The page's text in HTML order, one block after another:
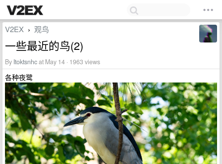
V2EX › 观鸟
一些最近的鸟(2)
By Itoktsnhcat May 14 · 1963 views
各种夜鹭